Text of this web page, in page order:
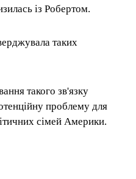
із Робертом.
таких
такого зв'язку
проблему для
сімей Америки.